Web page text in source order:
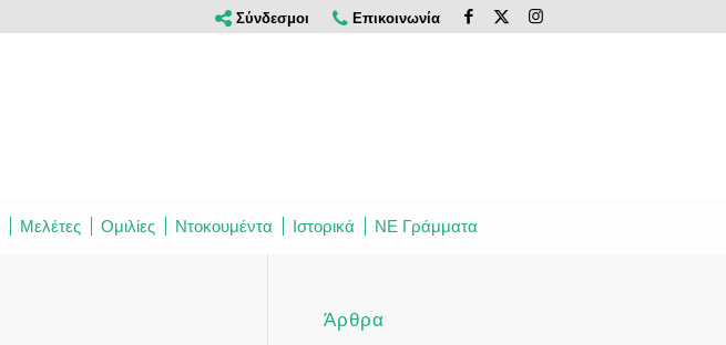
Σύνδεσμοι Επικοινωνία
Μελέτες Ομιλίες Ντοκουμέντα Ιστορικά ΝΕ Γράμματα
Άρθρα